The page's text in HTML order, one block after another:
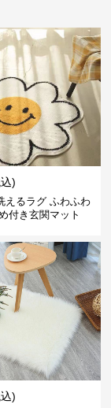
)
るラグ ふわふわ
付き玄関マット
)